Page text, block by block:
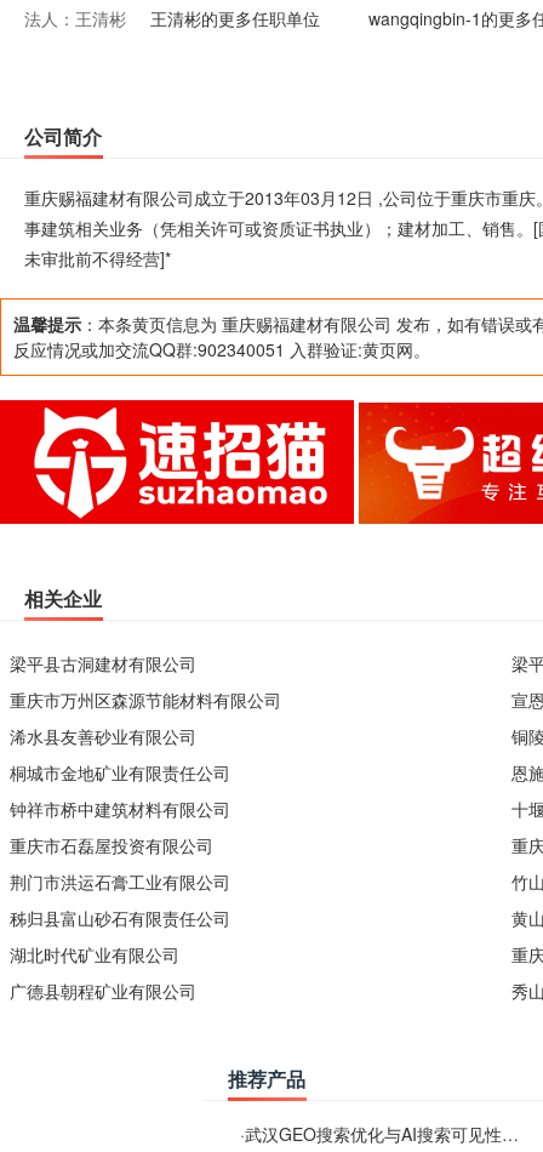
质证书执业）；建材加工、销售。[国家法律、法规禁止
法人： 王清彬 王清彬的更多任职单位 wangqingbin-1的更多
公司简介
重庆赐福建材有限公司成立于2013年03月12日 ,公司位于重庆市重
事建筑相关业务（凭相关许可或资质证书执业）；建材加工、销售
未审批前不得经营]*
温馨提示 ：本条黄页信息为 重庆赐福建材有限公司 发布，如有错误或
反应情况或加交流QQ群:902340051 入群验证:黄页网。
相关企业
梁平县古洞建材有限公司
重庆市万州区森源节能材料有限公司
浠水县友善砂业有限公司
桐城市金地矿业有限责任公司
钟祥市桥中建筑材料有限公司
重庆市石磊屋投资有限公司
荆门市洪运石膏工业有限公司
秭归县富山砂石有限责任公司
湖北时代矿业有限公司
广德县朝程矿业有限公司
梁
宣
铜
恩
十
重
竹
黄
重
秀
推荐产品
·武汉GEO搜索优化与AI搜索可见性服务